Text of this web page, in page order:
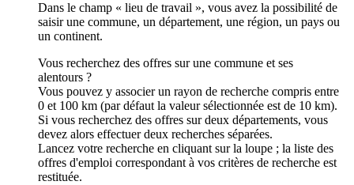
Dans le champ « lieu de travail », vous avez la possibilité de
saisir une commune, un département, une région, un pays ou
un continent.
Vous recherchez des offres sur une commune et ses
alentours ?
Vous pouvez y associer un rayon de recherche compris entre
0 et 100 km (par défaut la valeur sélectionnée est de 10 km).
Si vous recherchez des offres sur deux départements, vous
devez alors effectuer deux recherches séparées.
Lancez votre recherche en cliquant sur la loupe ; la liste des
offres d'emploi correspondant à vos critères de recherche est
restituée.